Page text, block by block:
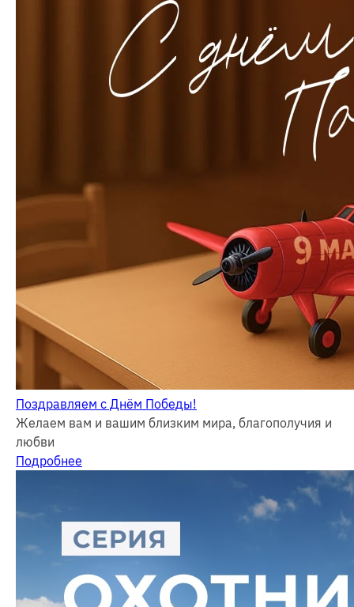
Поздравляем с Днём Победы!
Желаем вам и вашим близким мира, благополучия и
любви
Подробнее